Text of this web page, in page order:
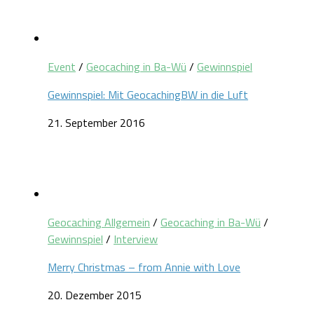
Event / Geocaching in Ba-Wü / Gewinnspiel
Gewinnspiel: Mit GeocachingBW in die Luft
21. September 2016
Geocaching Allgemein / Geocaching in Ba-Wü /
Gewinnspiel / Interview
Merry Christmas – from Annie with Love
20. Dezember 2015